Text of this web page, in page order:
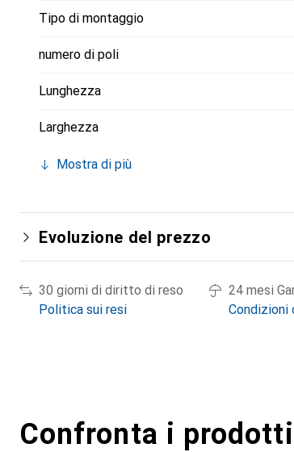
60898-1 (fino a 40A) e IEC/EN 60947-2.
Tipo di montaggio
numero di poli
Lunghezza
Larghezza
Mostra di più
Evoluzione del prezzo
30 giorni di diritto di reso
Politica sui resi
24 mesi
Condizioni
Confronta i prodotti